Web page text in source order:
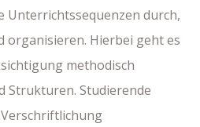
Unterrichtssequenzen durch,
organisieren. Hierbei geht es
methodisch
Strukturen. Studierende